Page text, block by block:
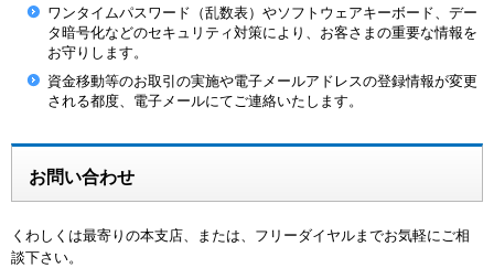
ワンタイムパスワード（乱数表）やソフトウェアキーボード、デー
タ暗号化などのセキュリティ対策により、お客さまの重要な情報を
お守りします。
資金移動等のお取引の実施や電子メールアドレスの登録情報が変更
される都度、電子メールにてご連絡いたします。
お問い合わせ
くわしくは最寄りの本支店、または、フリーダイヤルまでお気軽にご相
談下さい。